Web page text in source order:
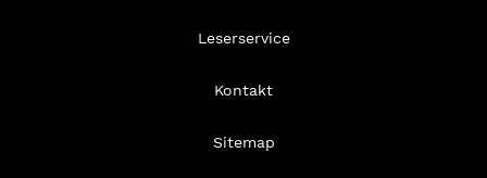
Leserservice
Kontakt
Sitemap